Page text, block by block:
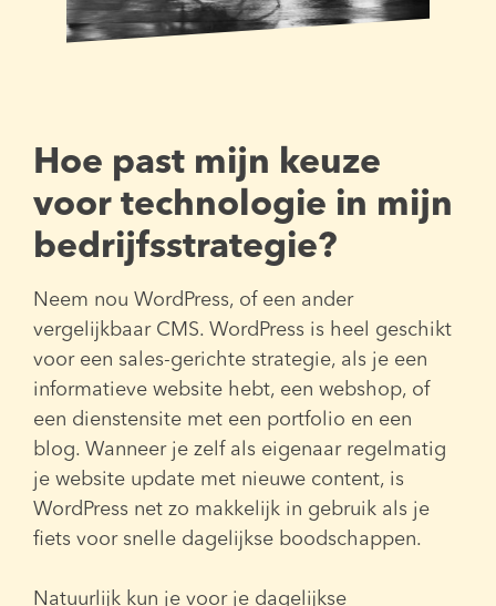
Hoe past mijn keuze
voor technologie in mijn
bedrijfsstrategie?
Neem nou WordPress, of een ander
vergelijkbaar CMS. WordPress is heel geschikt
voor een sales-gerichte strategie, als je een
informatieve website hebt, een webshop, of
een dienstensite met een portfolio en een
blog. Wanneer je zelf als eigenaar regelmatig
je website update met nieuwe content, is
WordPress net zo makkelijk in gebruik als je
fiets voor snelle dagelijkse boodschappen.
Natuurlijk kun je voor je dagelijkse